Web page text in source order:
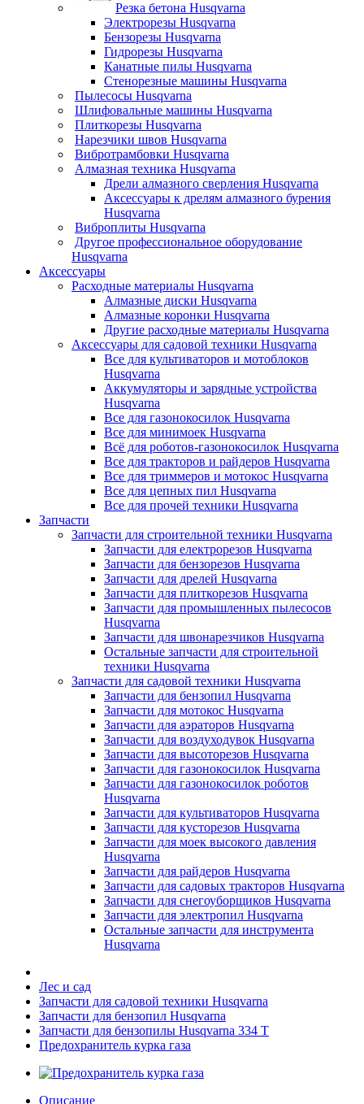
Резка бетона Husqvarna
Электрорезы Husqvarna
Бензорезы Husqvarna
Гидрорезы Husqvarna
Канатные пилы Husqvarna
Стенорезные машины Husqvarna
Пылесосы Husqvarna
Шлифовальные машины Husqvarna
Плиткорезы Husqvarna
Нарезчики швов Husqvarna
Вибротрамбовки Husqvarna
Алмазная техника Husqvarna
Дрели алмазного сверления Husqvarna
Аксессуары к дрелям алмазного бурения
Husqvarna
Виброплиты Husqvarna
Другое профессиональное оборудование
Husqvarna
Аксессуары
Расходные материалы Husqvarna
Алмазные диски Husqvarna
Алмазные коронки Husqvarna
Другие расходные материалы Husqvarna
Аксессуары для садовой техники Husqvarna
Все для культиваторов и мотоблоков
Husqvarna
Аккумуляторы и зарядные устройства
Husqvarna
Все для газонокосилок Husqvarna
Все для минимоек Husqvarna
Всё для роботов-газонокосилок Husqvarna
Все для тракторов и райдеров Husqvarna
Все для триммеров и мотокос Husqvarna
Все для цепных пил Husqvarna
Все для прочей техники Husqvarna
Запчасти
Запчасти для строительной техники Husqvarna
Запчасти для електрорезов Husqvarna
Запчасти для бензорезов Husqvarna
Запчасти для дрелей Husqvarna
Запчасти для плиткорезов Husqvarna
Запчасти для промышленных пылесосов
Husqvarna
Запчасти для швонарезчиков Husqvarna
Остальные запчасти для строительной
техники Husqvarna
Запчасти для садовой техники Husqvarna
Запчасти для бензопил Husqvarna
Запчасти для мотокос Husqvarna
Запчасти для аэраторов Husqvarna
Запчасти для воздуходувок Husqvarna
Запчасти для высоторезов Husqvarna
Запчасти для газонокосилок Husqvarna
Запчасти для газонокосилок роботов
Husqvarna
Запчасти для культиваторов Husqvarna
Запчасти для кусторезов Husqvarna
Запчасти для моек высокого давления
Husqvarna
Запчасти для райдеров Husqvarna
Запчасти для садовых тракторов Husqvarna
Запчасти для снегоуборщиков Husqvarna
Запчасти для электропил Husqvarna
Остальные запчасти для инструмента
Husqvarna
Лес и сад
Запчасти для садовой техники Husqvarna
Запчасти для бензопил Husqvarna
Запчасти для бензопилы Husqvarna 334 T
Предохранитель курка газа
Описание